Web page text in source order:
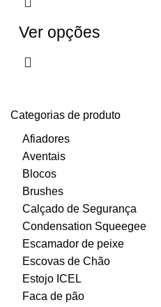
Categorias de produto
Afiadores
Aventais
Blocos
Brushes
Calçado de Segurança
Condensation Squeegee
Escamador de peixe
Escovas de Chão
Estojo ICEL
Faca de pão
Ver opções